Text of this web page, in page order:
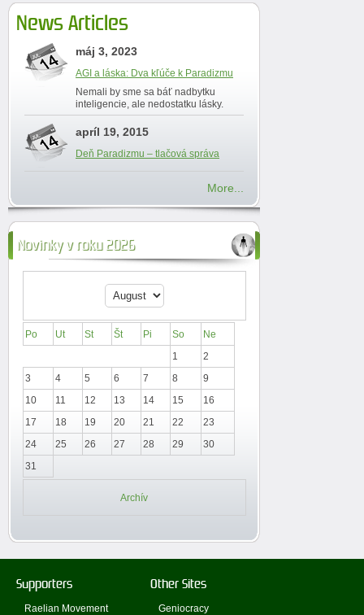
News Articles
máj 3, 2023
AGI a láska: Dva kľúče k Paradizmu
Nemali by sme sa báť nadbytku
inteligencie, ale nedostatku lásky.
apríl 19, 2015
Deň Paradizmu – tlačová správa
More...
Novinky v roku 2026
Po Ut St Št Pi So
Ne
1
2
3
4 5 6 7 8
9
10
11 12 13 14 15
16
17
18 19 20 21 22
23
24
25 26 27 28 29
30
31
Archív
Supporters
Raelian Movement
Other Sites
Geniocracy